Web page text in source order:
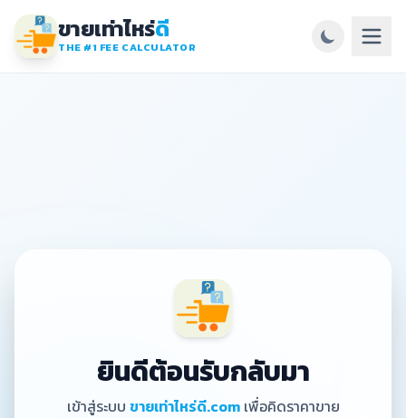
ขายเท่าไหร่ดี
THE #1 FEE CALCULATOR
ยินดีต้อนรับกลับมา
เข้าสู่ระบบ ขายเท่าไหร่ดี.comเพื่อคิดราคาขาย